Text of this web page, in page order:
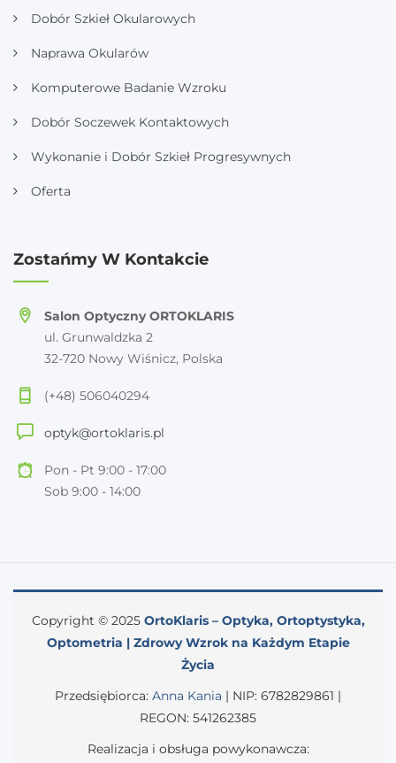
Dobór Szkieł Okularowych
Naprawa Okularów
Komputerowe Badanie Wzroku
Dobór Soczewek Kontaktowych
Wykonanie i Dobór Szkieł Progresywnych
Oferta
Zostańmy W Kontakcie
Salon Optyczny ORTOKLARIS
ul. Grunwaldzka 2
32-720 Nowy Wiśnicz, Polska
(+48) 506040294
optyk@ortoklaris.pl
Pon - Pt 9:00 - 17:00
Sob 9:00 - 14:00
Copyright © 2025 OrtoKlaris – Optyka, Ortoptystyka,
Optometria | Zdrowy Wzrok na Każdym Etapie
Życia
Przedsiębiorca: Anna Kania | NIP: 6782829861 |
REGON: 541262385
Realizacja i obsługa powykonawcza: